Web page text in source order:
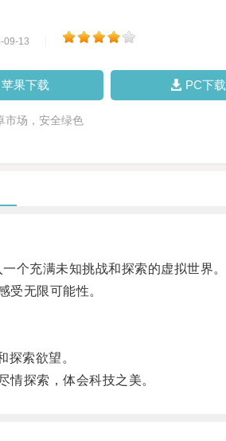
09-13
苹果下载 PC下载
市场，安全绿色
充满未知挑战和探索的虚拟世界。
无限可能性。
索欲望。
探索，体会科技之美。